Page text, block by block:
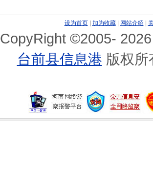
设为首页| 加为收藏| 网站介绍 |
CopyRight ©2005-
台前县信息港 版权